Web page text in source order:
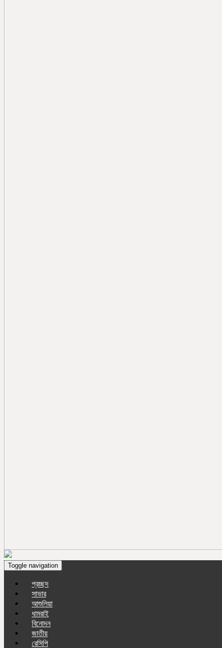
Toggle navigation
প্রচ্ছদ
সাভার
আশুলিয়া
ধামরাই
বিনোদন
জাতীয়
রেসিপি